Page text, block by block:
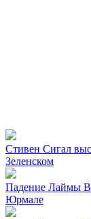
Стивен Сигал
Зеленском
Падение Лаймы
Юрмале